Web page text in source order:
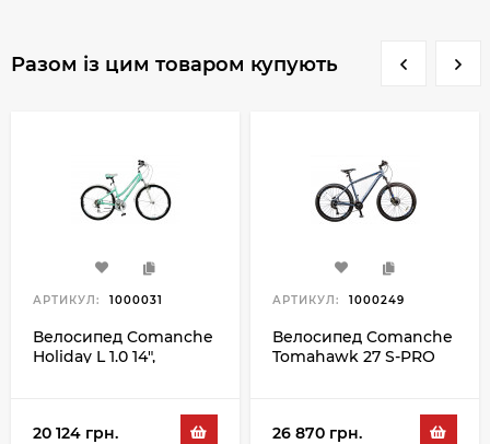
Разом із цим товаром купують
АРТИКУЛ: 1000031
Велосипед Comanche
Holiday L 1.0 14",
20 124 грн.
АРТИКУЛ: 1000249
Велосипед Comanche
Tomahawk 27 S-PRO
26 870 грн.